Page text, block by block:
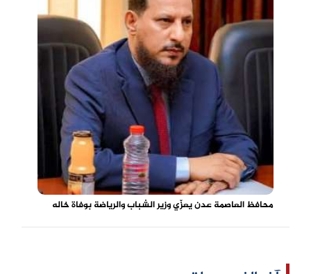
محافظ العاصمة عدن يعزّي وزير الشباب والرياضة بوفاة خاله